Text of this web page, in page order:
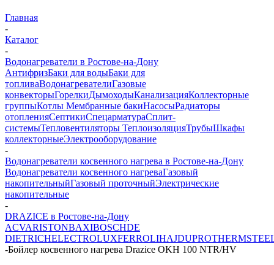
Главная
-
Каталог
-
Водонагреватели в Ростове-на-Дону
АнтифризБаки для водыБаки для
топливаВодонагревателиГазовые
конвекторыГорелкиДымоходыКанализацияКоллекторные
группыКотлы Мембранные бакиНасосыРадиаторы
отопленияСептикиСпецарматураСплит-
системыТепловентиляторы ТеплоизоляцияТрубыШкафы
коллекторныеЭлектрооборудование
-
Водонагреватели косвенного нагрева в Ростове-на-Дону
Водонагреватели косвенного нагреваГазовый
накопительныйГазовый проточныйЭлектрические
накопительные
-
DRAZICE в Ростове-на-Дону
ACVARISTONBAXIBOSCHDE
DIETRICHELECTROLUXFERROLIHAJDUPROTHERM
-Бойлер косвенного нагрева Drazice OKH 100 NTR/HV